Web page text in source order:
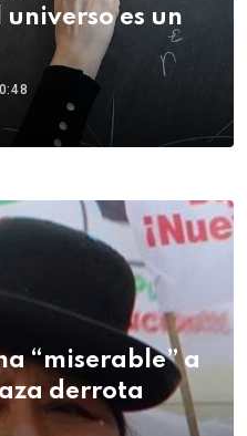
es un
“miserable” a
derrota